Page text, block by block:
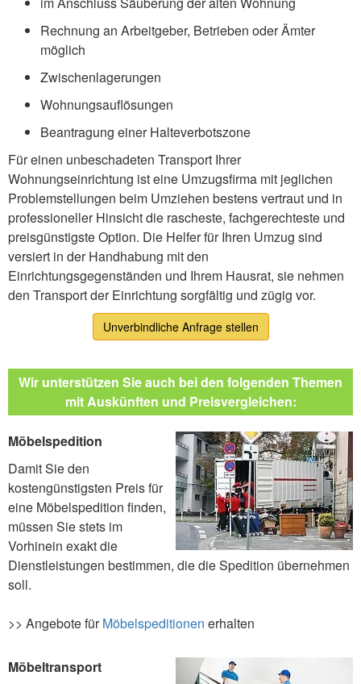
Rechnung an Arbeitgeber, Betrieben oder Ämter
möglich
Zwischenlagerungen
Wohnungsauflösungen
Beantragung einer Halteverbotszone
Für einen unbeschadeten Transport Ihrer
Wohnungseinrichtung ist eine Umzugsfirma mit jeglichen
Problemstellungen beim Umziehen bestens vertraut und in
professioneller Hinsicht die rascheste, fachgerechteste und
preisgünstigste Option. Die Helfer für Ihren Umzug sind
versiert in der Handhabung mit den
Einrichtungsgegenständen und Ihrem Hausrat, sie nehmen
den Transport der Einrichtung sorgfältig und zügig vor.
Unverbindliche Anfrage stellen
Wir unterstützen Sie auch bei den folgenden Themen
mit Auskünften und Preisvergleichen:
Möbelspedition
Damit Sie den
kostengünstigsten Preis für
eine Möbelspedition finden,
müssen Sie stets im
Vorhinein exakt die
Dienstleistungen bestimmen, die die Spedition übernehmen
soll.
>> Angebote fürMöbelspeditionen erhalten
Möbeltransport